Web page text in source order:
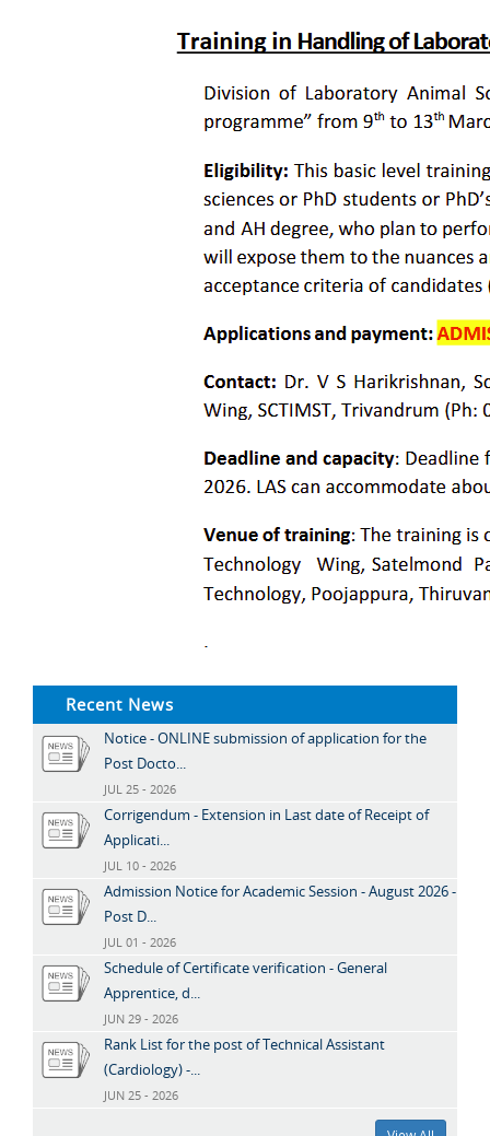
Recent News
Notice - ONLINE submission of application for the
Post Docto...
JUL 25 - 2026
Corrigendum - Extension in Last date of Receipt of
Applicati...
JUL 10 - 2026
Admission Notice for Academic Session - August 2026 -
Post D...
JUL 01 - 2026
Schedule of Certificate verification - General
Apprentice, d...
JUN 29 - 2026
Rank List for the post of Technical Assistant
(Cardiology) -...
JUN 25 - 2026